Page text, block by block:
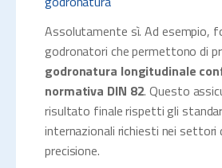
Assolutamente sì. Ad esempio,
godronatori che permettono di
godronatura longitudinale
normativa DIN 82. Questo
risultato finale rispetti gli
internazionali richiesti nei settori
precisione.